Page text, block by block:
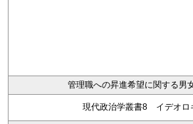
管理職への昇進希望に関する男
現代政治学叢書8 イデオロ